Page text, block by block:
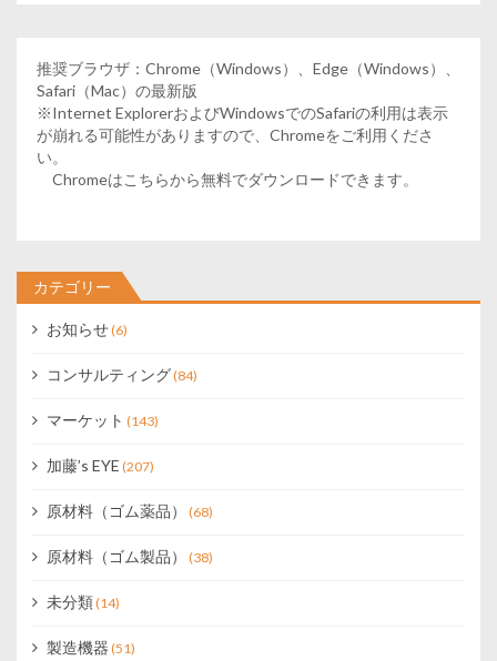
推奨ブラウザ：Chrome（Windows）、Edge（Windows）、
Safari（Mac）の最新版
※Internet ExplorerおよびWindowsでのSafariの利用は表示
が崩れる可能性がありますので、Chromeをご利用くださ
い。
Chromeはこちらから無料でダウンロードできます。
カテゴリー
お知らせ(6)
コンサルティング(84)
マーケット (143)
加藤’s EYE (207)
原材料（ゴム薬品） (68)
原材料（ゴム製品） (38)
未分類(14)
製造機器 (51)